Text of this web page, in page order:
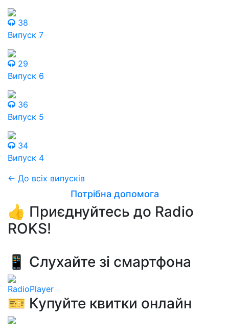
38
Випуск 7
29
Випуск 6
36
Випуск 5
34
Випуск 4
← До всіх випусків
Потрібна допомога
👍 Приєднуйтесь до Radio
ROKS!
📱 Слухайте зі смартфона
RadioPlayer
🎫 Купуйте квитки онлайн